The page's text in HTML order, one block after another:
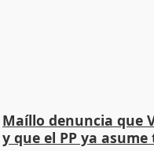
Maíllo denuncia que
y que el PP ya